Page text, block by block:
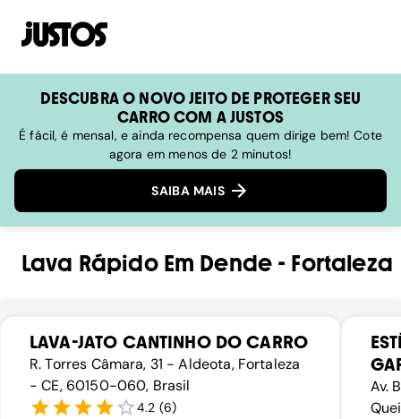
DESCUBRA O NOVO JEITO DE PROTEGER SEU
CARRO COM A JUSTOS
É fácil, é mensal, e ainda recompensa quem dirige bem! Cote
agora em menos de 2 minutos!
SAIBA MAIS
Lava RápidoEm Dende - Fortaleza
LAVA-JATO CANTINHO DO CARRO
R. Torres Câmara, 31 - Aldeota, Fortaleza
- CE, 60150-060, Brasil
4.2 (6)
Av.